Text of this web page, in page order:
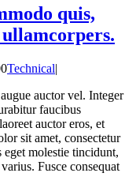
quis,
Technical|
auctor vel. Integer
faucibus
auctor eros, et
sit amet, consectetur
molestie tincidunt,
Fusce consequat